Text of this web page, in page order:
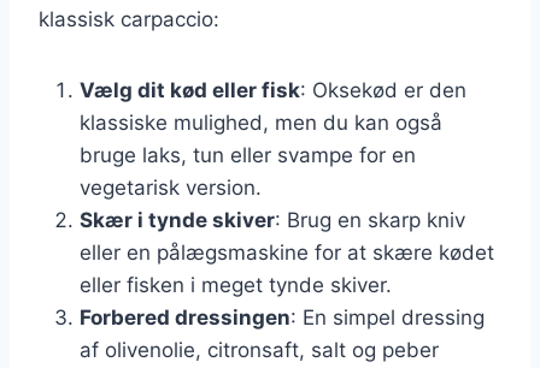
klassisk carpaccio:
Vælg dit kød eller fisk: Oksekød er den
klassiske mulighed, men du kan også
bruge laks, tun eller svampe for en
vegetarisk version.
Skær i tynde skiver: Brug en skarp kniv
eller en pålægsmaskine for at skære kødet
eller fisken i meget tynde skiver.
Forbered dressingen: En simpel dressing
af olivenolie, citronsaft, salt og peber